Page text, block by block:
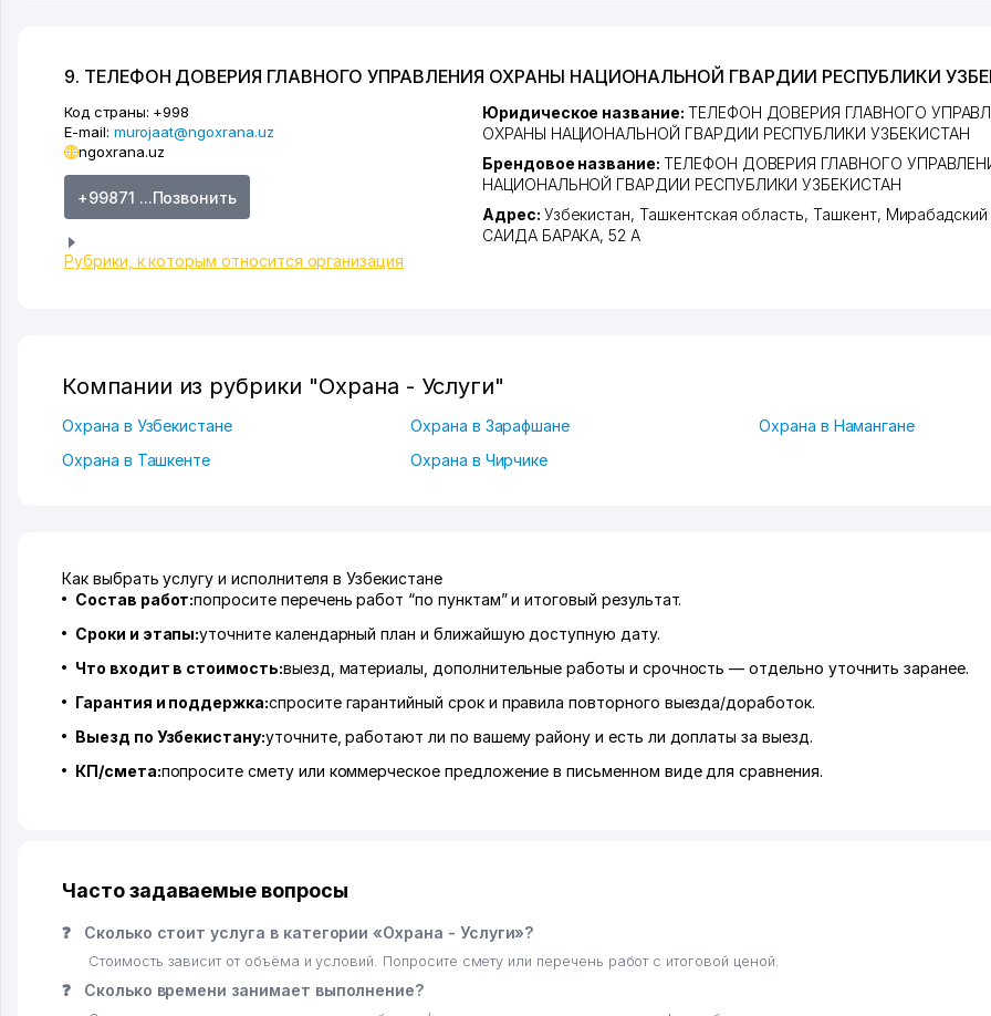
9. ТЕЛЕФОН ДОВЕРИЯ ГЛАВНОГО УПРАВЛЕНИЯ ОХРАНЫ НАЦИОНАЛЬНОЙ ГВАРДИИ РЕСПУБЛИКИ
Код страны: +998
E-mail: murojaat@ngoxrana.uz
ngoxrana.uz
+99871 ...Позвонить
Рубрики, к которым относится организация
Юридическое название: ТЕЛЕФОН ДОВЕРИЯ ГЛАВНОГО
ОХРАНЫ НАЦИОНАЛЬНОЙ ГВАРДИИ РЕСПУБЛИКИ УЗБЕКИСТАН
Брендовое название: ТЕЛЕФОН ДОВЕРИЯ ГЛАВНОГО
НАЦИОНАЛЬНОЙ ГВАРДИИ РЕСПУБЛИКИ УЗБЕКИСТАН
Адрес: Узбекистан,Ташкентская область,Ташкент,
САИДА БАРАКА, 52 А
Компании из рубрики "Охрана - Услуги"
Охрана в Узбекистане Охрана в Зарафшане
Охрана в Намангане
Охрана в Ташкенте
Охрана в Чирчике
Как выбрать услугу и исполнителя в Узбекистане
Состав работ:попросите перечень работ “по пунктам” и итоговый результат.
Сроки и этапы:уточните календарный план и ближайшую доступную дату.
Что входит в стоимость:выезд, материалы, дополнительные работы и срочность — отдельно уточнить заранее.
Гарантия и поддержка:спросите гарантийный срок и правила повторного выезда/доработок.
Выезд по Узбекистану:уточните, работают ли по вашему району и есть ли доплаты за выезд.
КП/смета:попросите смету или коммерческое предложение в письменном виде для сравнения.
Часто задаваемые вопросы
❓ Сколько стоит услуга в категории «Охрана - Услуги»?
Стоимость зависит от объёма и условий. Попросите смету или перечень работ с итоговой ценой.
❓ Сколько времени занимает выполнение?